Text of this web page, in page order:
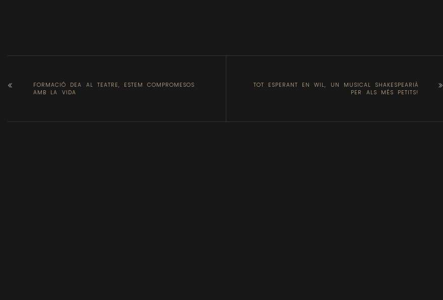
FORMACIÓ DEA AL TEATRE, ESTEM COMPROMESOS
AMB LA VIDA
TOT ESPERANT EN WIL, UN MUSICAL SHAKESPEARIÀ
PER ALS MÉS PETITS!